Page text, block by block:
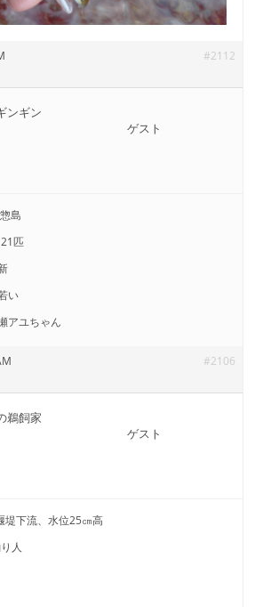
#2112
ンギン
ゲスト
島
匹
い
アユちゃん
#2106
鵜飼家
ゲスト
堤下流、水位25㎝高
人